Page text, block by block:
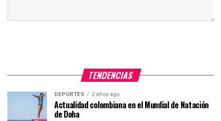
TENDENCIAS
DEPORTES 2 años ago
Actualidad colombiana en el Mundial de Natación
de Doha